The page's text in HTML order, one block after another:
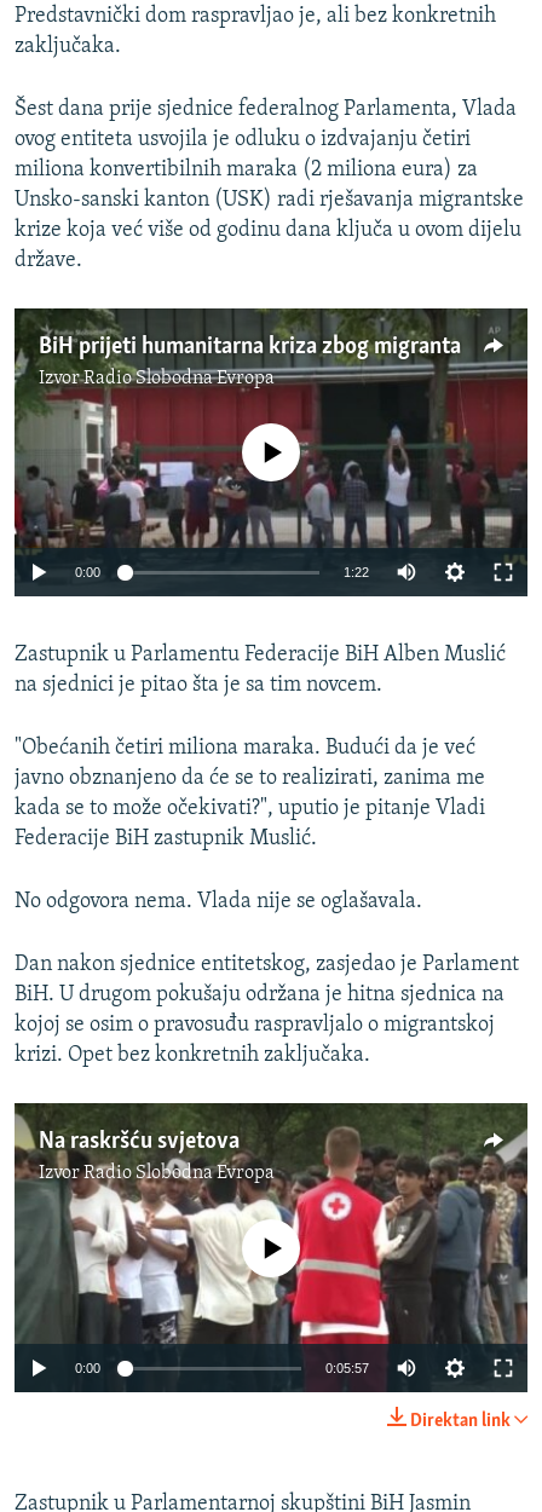
Predstavnički dom raspravljao je, ali bez konkretnih
zaključaka.
Šest dana prije sjednice federalnog Parlamenta, Vlada
ovog entiteta usvojila je odluku o izdvajanju četiri
miliona konvertibilnih maraka (2 miliona eura) za
Unsko-sanski kanton (USK) radi rješavanja migrantske
krize koja već više od godinu dana ključa u ovom dijelu
države.
BiH prijeti humanitarna kriza zbog migranta
IzvorRadio Slobodna Evropa
No media source currently available
0:00 1:22
Zastupnik u Parlamentu Federacije BiH Alben Muslić
na sjednici je pitao šta je sa tim novcem.
"Obećanih četiri miliona maraka. Budući da je već
javno obznanjeno da će se to realizirati, zanima me
kada se to može očekivati?", uputio je pitanje Vladi
Federacije BiH zastupnik Muslić.
No odgovora nema. Vlada nije se oglašavala.
Dan nakon sjednice entitetskog, zasjedao je Parlament
BiH. U drugom pokušaju održana je hitna sjednica na
kojoj se osim o pravosuđu raspravljalo o migrantskoj
krizi. Opet bez konkretnih zaključaka.
Na raskršću svjetova
IzvorRadio Slobodna Evropa
No media source currently available
0:00 0:05:57
Direktan link
Zastupnik u Parlamentarnoj skupštini BiH Jasmin